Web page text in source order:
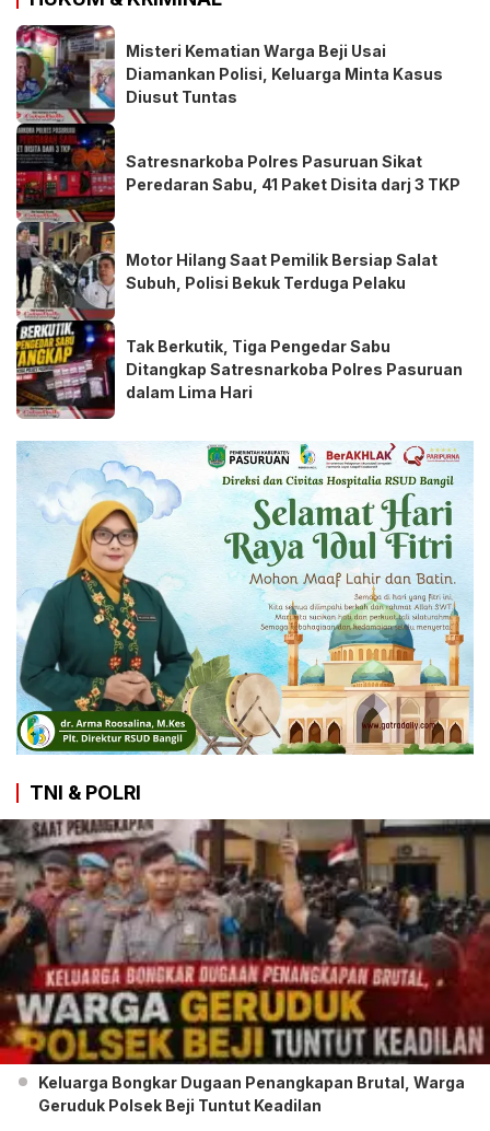
Misteri Kematian Warga Beji Usai
Diamankan Polisi, Keluarga Minta Kasus
Diusut Tuntas
Satresnarkoba Polres Pasuruan Sikat
Peredaran Sabu, 41 Paket Disita darj 3 TKP
Motor Hilang Saat Pemilik Bersiap Salat
Subuh, Polisi Bekuk Terduga Pelaku
Tak Berkutik, Tiga Pengedar Sabu
Ditangkap Satresnarkoba Polres Pasuruan
dalam Lima Hari
TNI & POLRI
Keluarga Bongkar Dugaan Penangkapan Brutal, Warga
Geruduk Polsek Beji Tuntut Keadilan